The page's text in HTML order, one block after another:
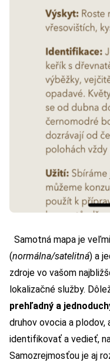
Samotná mapa je
(normálna/satelitná) a
zdroje vo vašom
lokalizačné služby.
prehľadný a
druhov ovocia a
identifikovať a vedieť,
Samozrejmosťou je aj